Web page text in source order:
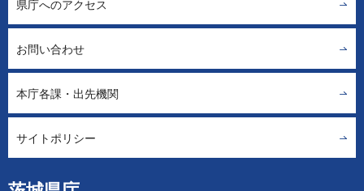
県庁へのアクセス
お問い合わせ
本庁各課・出先機関
サイトポリシー